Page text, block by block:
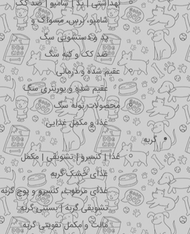
بهداشتی | پد | شامپو | ضد کک
شامپو، برس، مسواک و …
پد و دستشویی سگ
ضد کک و کنه سگ
عقیم شده و درمانی
عقیم شده و یورینری سگ
محصولات توله سگ
غذا و مکمل غذایی
گربه
غذا | کنسرو | تشویقی | مکمل
غذای خشک گربه
غذای مرطوب، کنسرو و پوچ گربه
تشویقی گربه | بستنی گربه
مالت و مکمل تقویتی گربه